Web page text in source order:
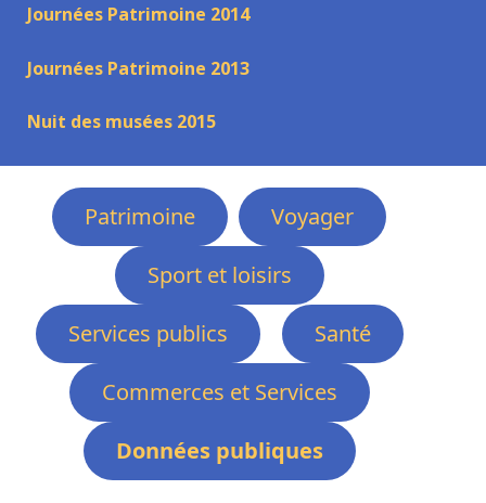
Journées Patrimoine 2014
Journées Patrimoine 2013
Nuit des musées 2015
Patrimoine
Voyager
Sport et loisirs
Services publics
Santé
Commerces et Services
Données publiques